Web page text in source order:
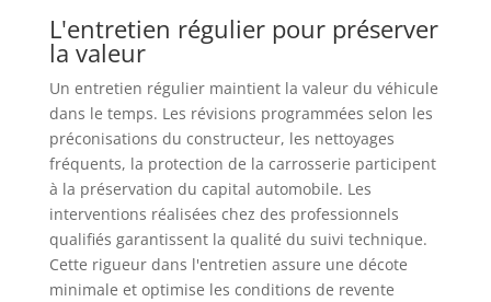
L'entretien régulier pour préserver
la valeur
Un entretien régulier maintient la valeur du véhicule
dans le temps. Les révisions programmées selon les
préconisations du constructeur, les nettoyages
fréquents, la protection de la carrosserie participent
à la préservation du capital automobile. Les
interventions réalisées chez des professionnels
qualifiés garantissent la qualité du suivi technique.
Cette rigueur dans l'entretien assure une décote
minimale et optimise les conditions de revente